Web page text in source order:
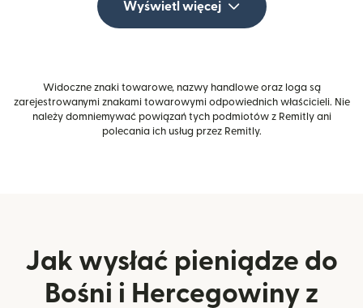
Wyświetl więcej
Widoczne znaki towarowe, nazwy handlowe oraz loga są
zarejestrowanymi znakami towarowymi odpowiednich właścicieli. Nie
należy domniemywać powiązań tych podmiotów z Remitly ani
polecania ich usług przez Remitly.
Jak wysłać pieniądze do
Bośni i Hercegowiny z